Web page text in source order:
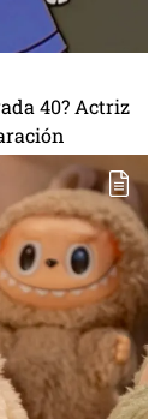
40? Actriz